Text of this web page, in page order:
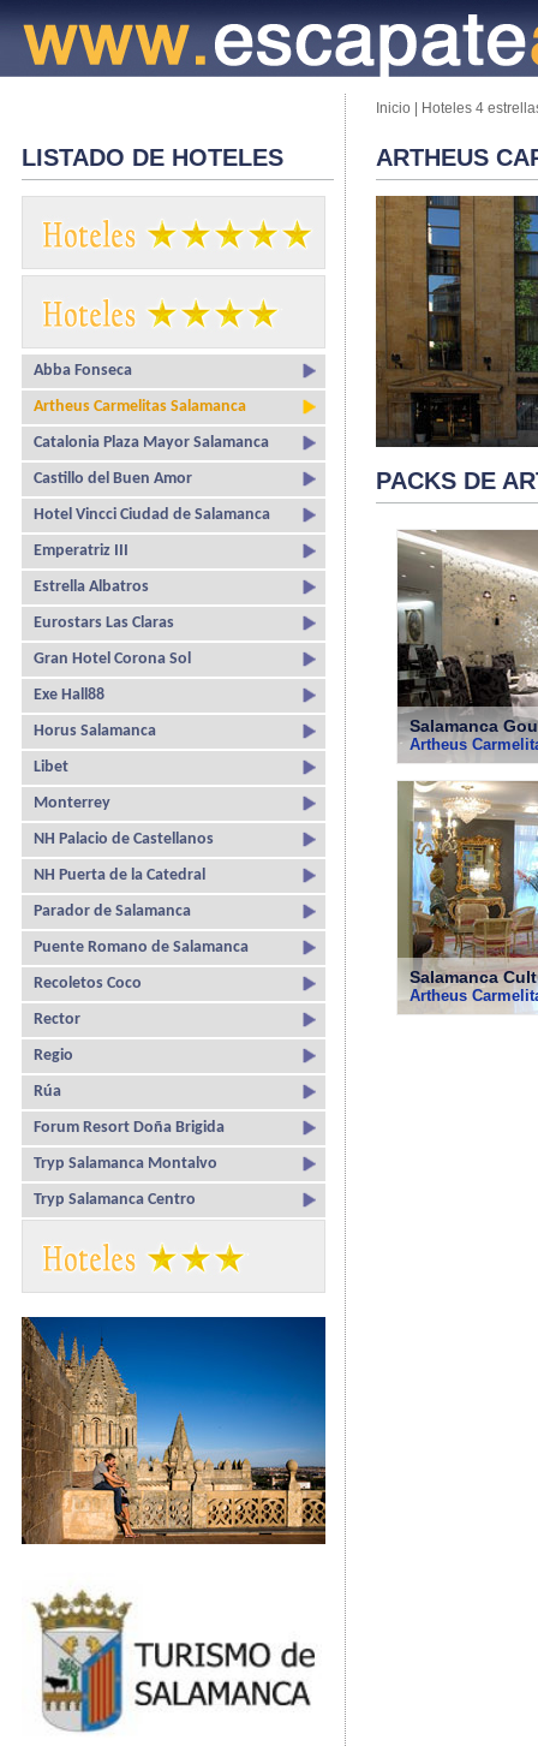
LISTADO DE HOTELES
Abba Fonseca
Artheus Carmelitas Salamanca
Catalonia Plaza Mayor Salamanca
Castillo del Buen Amor
Hotel Vincci Ciudad de Salamanca
Emperatriz III
Estrella Albatros
Eurostars Las Claras
Gran Hotel Corona Sol
Exe Hall88
Horus Salamanca
Libet
Monterrey
NH Palacio de Castellanos
NH Puerta de la Catedral
Parador de Salamanca
Puente Romano de Salamanca
Recoletos Coco
Rector
Regio
Rúa
Forum Resort Doña Brigida
Tryp Salamanca Montalvo
Tryp Salamanca Centro
Inicio Hoteles 4
ARTHEUS
PACKS DE
Salamanca
Artheus
Salamanca
Artheus